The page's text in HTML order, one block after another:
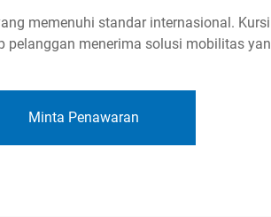
memenuhi standar internasional.
menerima solusi mobilitas
Minta Penawaran